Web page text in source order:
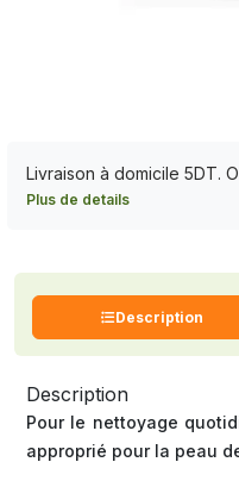
Livraison à domicile 5DT.
Plus de details
Description
Description
Pour le nettoyage
approprié pour la peau